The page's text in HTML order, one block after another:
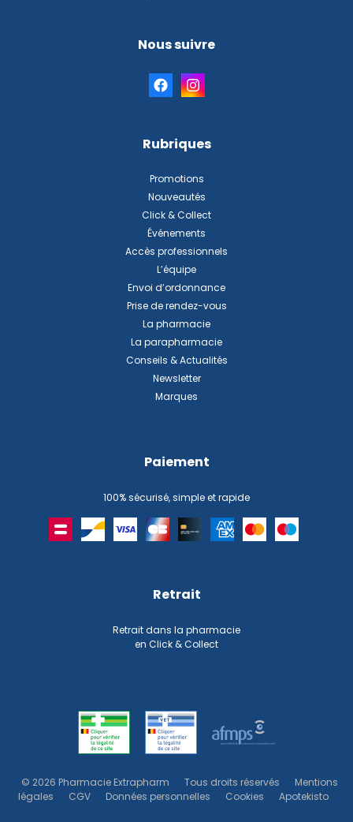
Nous suivre
Rubriques
Promotions
Nouveautés
Click & Collect
Événements
Accès professionnels
L’équipe
Envoi d’ordonnance
Prise de rendez-vous
La pharmacie
La parapharmacie
Conseils & Actualités
Newsletter
Marques
Paiement
100% sécurisé, simple et rapide
Retrait
Retrait dans la pharmacie
en Click & Collect
© 2026 Pharmacie Extrapharm Tous droits réservés
Mentions
légales
CGV Données personnelles Cookies Apotekisto